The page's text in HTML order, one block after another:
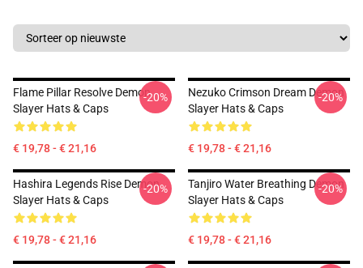
Flame Pillar Resolve Demon
Slayer Hats & Caps
€ 19,78 - € 21,16
-20%
Nezuko Crimson Dream Demon
Slayer Hats & Caps
€ 19,78 - € 21,16
-20%
Hashira Legends Rise Demon
Slayer Hats & Caps
€ 19,78 - € 21,16
-20%
Tanjiro Water Breathing Demon
Slayer Hats & Caps
€ 19,78 - € 21,16
-20%